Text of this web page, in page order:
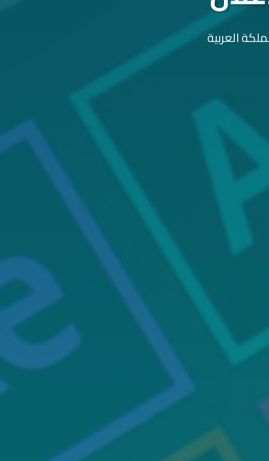
العربية